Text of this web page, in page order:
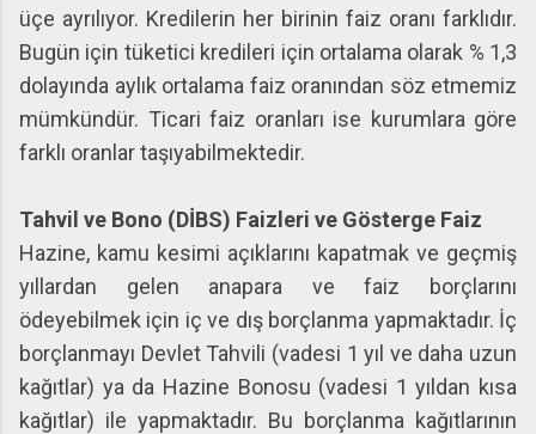
üçe ayrılıyor. Kredilerin her birinin faiz oranı farklıdır.
Bugün için tüketici kredileri için ortalama olarak % 1,3
dolayında aylık ortalama faiz oranından söz etmemiz
mümkündür. Ticari faiz oranları ise kurumlara göre
farklı oranlar taşıyabilmektedir.
Tahvil ve Bono (DİBS) Faizleri ve Gösterge Faiz
Hazine, kamu kesimi açıklarını kapatmak ve geçmiş
yıllardan gelen anapara ve faiz borçlarını
ödeyebilmek için iç ve dış borçlanma yapmaktadır. İç
borçlanmayı Devlet Tahvili (vadesi 1 yıl ve daha uzun
kağıtlar) ya da Hazine Bonosu (vadesi 1 yıldan kısa
kağıtlar) ile yapmaktadır. Bu borçlanma kağıtlarının